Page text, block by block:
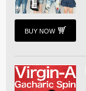
BUY NOW